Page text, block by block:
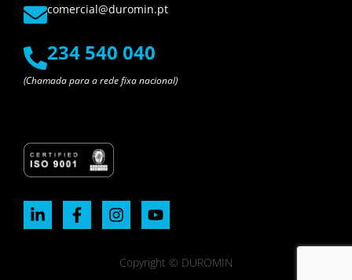
comercial@duromin.pt
234 540 040
(Chamada para a rede fixa nacional)
Copyright © DUROMIN